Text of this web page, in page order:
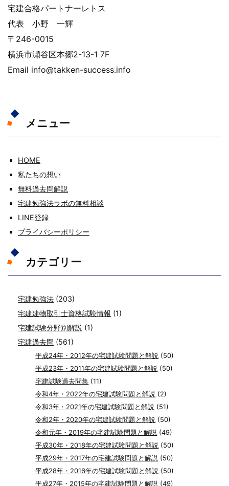
宅建合格パートナーレトス
代表 小野 一輝
〒246-0015
横浜市瀬谷区本郷2-13-1 7F
Email info@takken-success.info
メニュー
HOME
私たちの想い
無料過去問解説
宅建勉強法ラボの無料相談
LINE登録
プライバシーポリシー
カテゴリー
宅建勉強法 (203)
宅建建物取引士資格試験情報 (1)
宅建試験分野別解説 (1)
宅建過去問 (561)
平成24年・2012年の宅建試験問題と解説 (50)
平成23年・2011年の宅建試験問題と解説 (50)
宅建試験過去問集 (11)
令和4年・2022年の宅建試験問題と解説 (2)
令和3年・2021年の宅建試験問題と解説 (51)
令和2年・2020年の宅建試験問題と解説 (50)
令和元年・2019年の宅建試験問題と解説 (49)
平成30年・2018年の宅建試験問題と解説 (50)
平成29年・2017年の宅建試験問題と解説 (50)
平成28年・2016年の宅建試験問題と解説 (50)
平成27年・2015年の宅建試験問題と解説 (49)